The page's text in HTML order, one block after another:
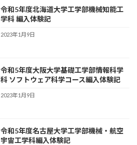
令和5年度北海道大学工学部機械知能工
学科 編入体験記
2023年1月9日
令和5年度大阪大学基礎工学部情報科学
科 ソフトウェア科学コース編入体験記
2023年1月9日
令和5年度名古屋大学工学部機械・航空
宇宙工学科編入体験記